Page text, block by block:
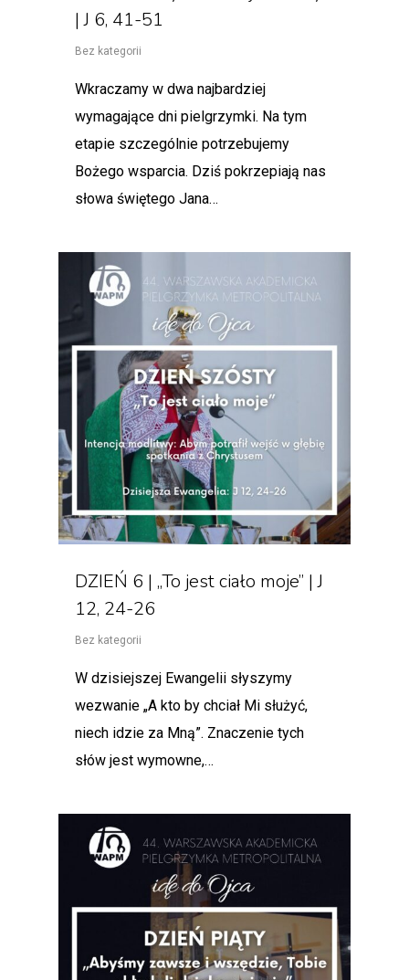
| J 6, 41-51
Bez kategorii
Wkraczamy w dwa najbardziej
wymagające dni pielgrzymki. Na tym
etapie szczególnie potrzebujemy
Bożego wsparcia. Dziś pokrzepiają nas
słowa świętego Jana…
DZIEŃ 6 | „To jest ciało moje” | J
12, 24-26
Bez kategorii
W dzisiejszej Ewangelii słyszymy
wezwanie „A kto by chciał Mi służyć,
niech idzie za Mną”. Znaczenie tych
słów jest wymowne,…